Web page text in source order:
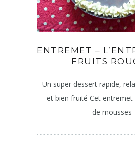
ENTREMET –
FRUITS
Un super dessert rapide,
et bien fruité Cet entremet
de mousses